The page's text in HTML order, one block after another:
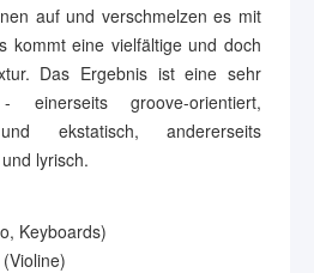
auf und verschmelzen es mit
kommt eine vielfältige und doch
Das Ergebnis ist eine sehr
einerseits groove-orientiert,
ekstatisch, andererseits
lyrisch.
Keyboards)